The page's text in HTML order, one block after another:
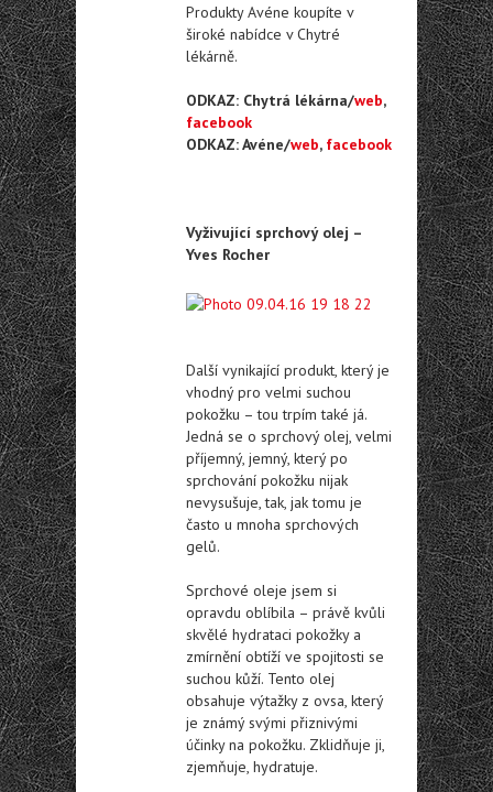
Produkty Avéne koupíte v
široké nabídce v Chytré
lékárně.
ODKAZ: Chytrá lékárna/web,
facebook
ODKAZ: Avéne/web, facebook
Vyživující sprchový olej –
Yves Rocher
Další vynikající produkt, který je
vhodný pro velmi suchou
pokožku – tou trpím také já.
Jedná se o sprchový olej, velmi
příjemný, jemný, který po
sprchování pokožku nijak
nevysušuje, tak, jak tomu je
často u mnoha sprchových
gelů.
Sprchové oleje jsem si
opravdu oblíbila – právě kvůli
skvělé hydrataci pokožky a
zmírnění obtíží ve spojitosti se
suchou kůží. Tento olej
obsahuje výtažky z ovsa, který
je známý svými přiznivými
účinky na pokožku. Zklidňuje ji,
zjemňuje, hydratuje.